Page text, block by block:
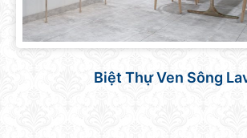
Căn hộ Sunrise